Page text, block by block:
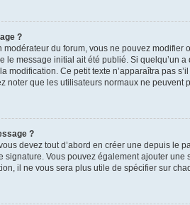
?
du forum, vous ne pouvez
message initial ait été publié. Si quelqu’un
modification. Ce petit texte n’apparaîtra pas
noter que les utilisateurs normaux ne peuvent
?
devez tout d’abord en créer une depuis le
signature. Vous pouvez également ajouter
il ne vous sera plus utile de spécifier sur